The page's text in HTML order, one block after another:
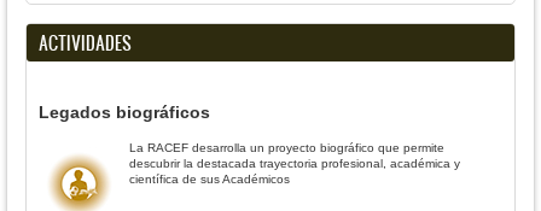
ACTIVIDADES
Legados biográficos
La RACEF desarrolla un proyecto biográfico que permite
descubrir la destacada trayectoria profesional, académica y
científica de sus Académicos